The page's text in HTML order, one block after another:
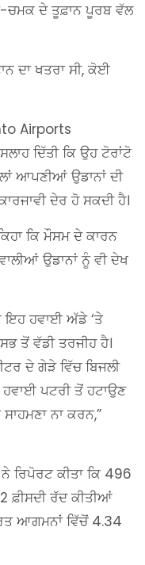
ਦੇ ਤੂਫ਼ਾਨ ਪੂਰਬ ਵੱਲ
ਦਾ ਖਤਰਾ ਸੀ, ਕੋਈ
Airports
ਦਿੱਤੀ ਕਿ ਉਹ ਟੋਰਾਂਟੋ
ਆਪਣੀਆਂ ਉਡਾਨਾਂ ਦੀ
ਦੇਰ ਹੋ ਸਕਦੀ ਹੈ।
ਕਿ ਮੌਸਮ ਦੇ ਕਾਰਨ
ਉਡਾਨਾਂ ਨੂੰ ਵੀ ਦੇਖ
ਇਹ ਹਵਾਈ ਅੱਡੇ ‘ਤੇ
ਤੋਂ ਵੱਡੀ ਤਰਜੀਹ ਹੈ।
ਦੇ ਗੇੜੇ ਵਿੱਚ ਬਿਜਲੀ
ਪਟਰੀ ਤੋਂ ਹਟਾਉਣ
ਨਾ ਕਰਨ,”
ਰਿਪੋਰਟ ਕੀਤਾ ਕਿ 496
ਫ਼ੀਸਦੀ ਰੱਦ ਕੀਤੀਆਂ
ਆਗਮਨਾਂ ਵਿੱਚੋਂ 4.34